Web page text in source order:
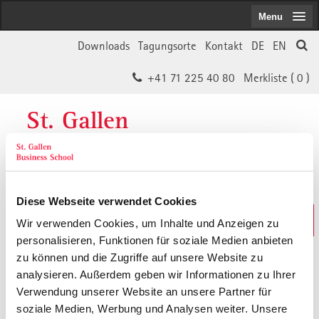
Diese Webseite verwendet Cookies
Wir verwenden Cookies, um Inhalte und Anzeigen zu
personalisieren, Funktionen für soziale Medien anbieten
zu können und die Zugriffe auf unsere Website zu
analysieren. Außerdem geben wir Informationen zu Ihrer
Verwendung unserer Website an unsere Partner für
soziale Medien, Werbung und Analysen weiter. Unsere
EN
DE
Kontakt
Tagungsorte
Downloads
Merkliste ( 0 )
+41 71 225 40 80
St. Gallen
Business School
Weiterbildungs-Suche
In 30 Sekunden das Passende finden
Menu
Der von Ihnen gesuchte Inhalt ist